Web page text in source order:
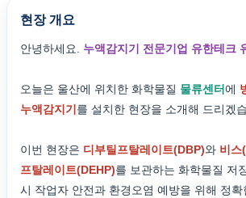
현장 개요
안녕하세요. 누액감지기 전문기업 유한테크
오늘은 울산에 위치한 화학물질 물류센터에
누액감지기 를 설치한 현장을 소개해 드리겠
이번 현장은 디부틸프탈레이트(DBP)와 비스
프탈레이트(DEHP)를 보관하는 화학물질 저
시 작업자 안전과 환경오염 예방을 위해 정확